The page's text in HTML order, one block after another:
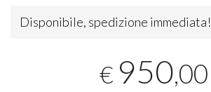
Disponibile, spedizione immediata!
€ 950,00